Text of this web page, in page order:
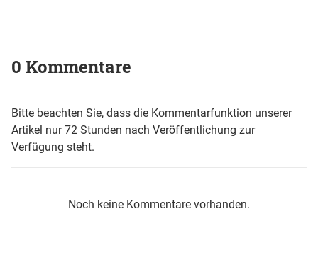
0 Kommentare
Bitte beachten Sie, dass die Kommentarfunktion unserer
Artikel nur 72 Stunden nach Veröffentlichung zur
Verfügung steht.
Noch keine Kommentare vorhanden.